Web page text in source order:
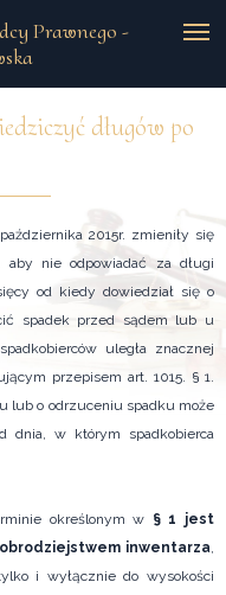
Prawnego -
długów po
2015r. zmieniły się
aby nie odpowiadać za długi
od kiedy dowiedział się o
spadek przed sądem lub u
uległa znacznej
przepisem art. 1015. § 1.
lub o odrzuceniu spadku może
dnia, w którym spadkobierca
określonym w § 1 jest
inwentarza,
i wyłącznie do wysokości